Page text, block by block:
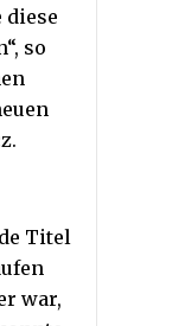
so
Titel
war,